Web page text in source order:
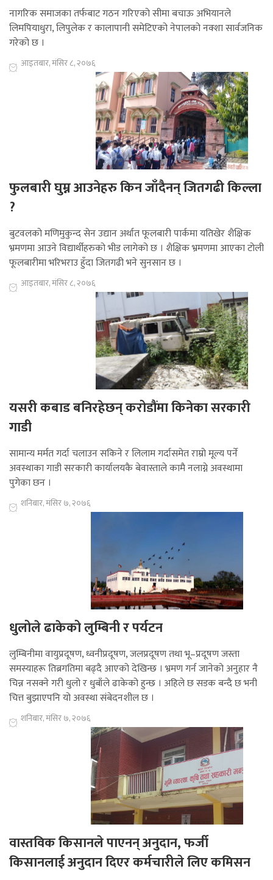
नागरिक समाजका तर्फबाट गठन गरिएको सीमा बचाऊ अभियानले
लिमपियाधुरा, लिपुलेक र कालापानी समेटिएको नेपालको नक्शा सार्वजनिक
गरेको छ ।
आइतबार, मंसिर ८, २०७६
फुलबारी घुम्न आउनेहरु किन जाँदैनन् जितगढी किल्ला
?
बुटवलको मणिमुकुन्द सेन उद्यान अर्थात फूलबारी पार्कमा यतिखेर शैक्षिक
भ्रमणमा आउने विद्यार्थीहरुको भीड लागेको छ । शैक्षिक भ्रमणमा आएका टोली
फूलबारीमा भरिभराउ हुँदा जितगढी भने सुनसान छ ।
आइतबार, मंसिर ८, २०७६
यसरी कबाड बनिरहेछन् करोडौंमा किनेका सरकारी
गाडी
सामान्य मर्मत गर्दा चलाउन सकिने र लिलाम गर्दासमेत राम्रो मूल्य पर्ने
अवस्थाका गाडी सरकारी कार्यालयकै बेवास्ताले कामै नलाग्ने अवस्थामा
पुगेका छन ।
शनिबार, मंसिर ७, २०७६
धुलोले ढाकेको लुम्बिनी र पर्यटन
लुम्बिनीमा वायुप्रदूषण, ध्वनीप्रदूषण, जलप्रदूषण तथा भू–प्रदूषण जस्ता
समस्याहरू तिब्रगतिमा बढ्दै आएको देखिन्छ । भ्रमण गर्न जानेको अनुहार नै
चिन्न नसक्ने गरी धुलो र धुबाँले ढाकेको हुन्छ । अहिले छ सडक बन्दै छ भनी
चित्त बुझाएपनि यो अवस्था संबेदनशील छ ।
शनिबार, मंसिर ७, २०७६
वास्तविक किसानले पाएनन् अनुदान, फर्जी
किसानलाई अनुदान दिएर कर्मचारीले लिए कमिसन